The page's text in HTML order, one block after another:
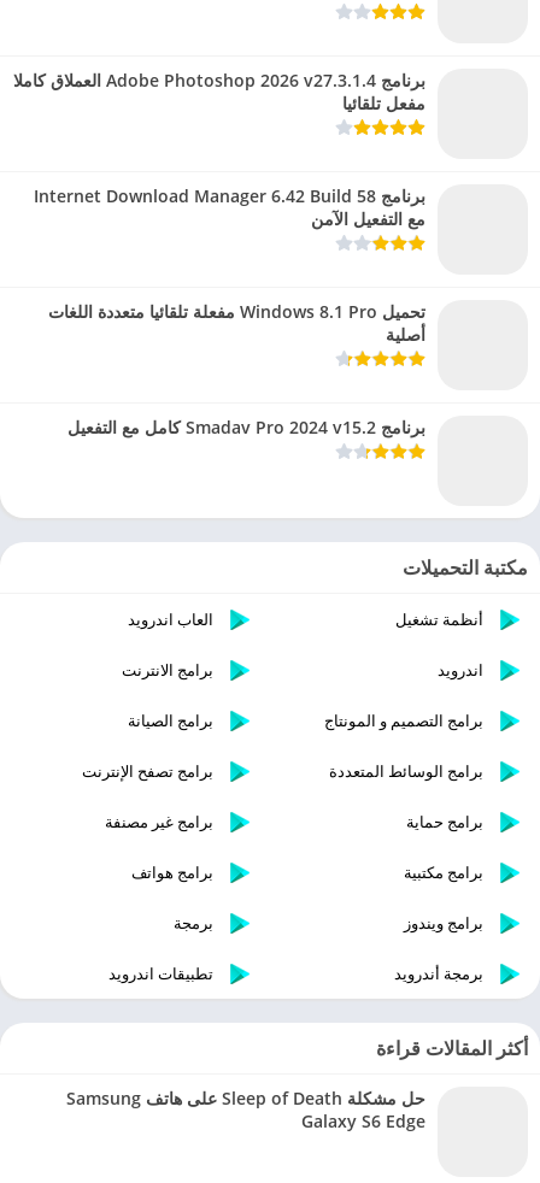
برنامج Adobe Photoshop 2026 v27.3.1.4 العملاق كاملا
مفعل تلقائيا
برنامج Internet Download Manager 6.42 Build 58
مع التفعيل الآمن
تحميل Windows 8.1 Pro مفعلة تلقائيا متعددة اللغات
أصلية
برنامج Smadav Pro 2024 v15.2 كامل مع التفعيل
مكتبة التحميلات
أنظمة تشغيل العاب اندرويد
اندرويد برامج الانترنت
برامج التصميم و المونتاج برامج الصيانة
برامج الوسائط المتعددة برامج تصفح الإنترنت
برامج حماية برامج غير مصنفة
برامج مكتبية برامج هواتف
برامج ويندوز برمجة
برمجة أندرويد تطبيقات اندرويد
أكثر المقالات قراءة
حل مشكلة Sleep of Death على هاتف Samsung
Galaxy S6 Edge